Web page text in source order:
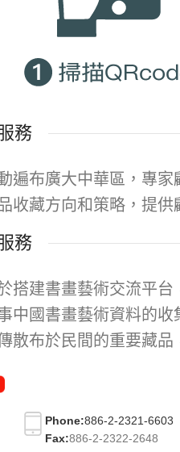
務
遍布廣大中華區，專
收藏方向和策略，提
務
搭建書畫藝術交流平
中國書畫藝術資料的
散布於民間的重要藏
Phone:886-2-2321-6603
Fax:886-2-2322-2648